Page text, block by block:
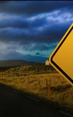
reviews